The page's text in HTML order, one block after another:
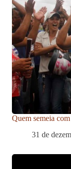
Quem semeia
31 de